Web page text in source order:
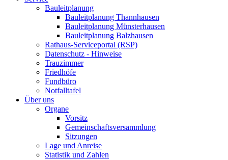
Bauleitplanung
Bauleitplanung Thannhausen
Bauleitplanung Münsterhausen
Bauleitplanung Balzhausen
Rathaus-Serviceportal (RSP)
Datenschutz - Hinweise
Trauzimmer
Friedhöfe
Fundbüro
Notfalltafel
Über uns
Organe
Vorsitz
Gemeinschaftsversammlung
Sitzungen
Lage und Anreise
Statistik und Zahlen